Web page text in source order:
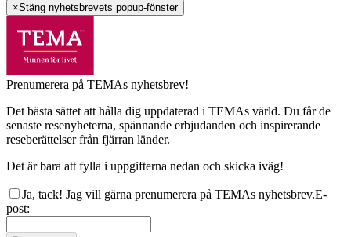
×Stäng nyhetsbrevets popup-fönster
Prenumerera på TEMAs nyhetsbrev!
Det bästa sättet att hålla dig uppdaterad i TEMAs värld. Du får de
senaste resenyheterna, spännande erbjudanden och inspirerande
reseberättelser från fjärran länder.
Det är bara att fylla i uppgifterna nedan och skicka iväg!
Ja, tack! Jag vill gärna prenumerera på TEMAs nyhetsbrev.E-
post: